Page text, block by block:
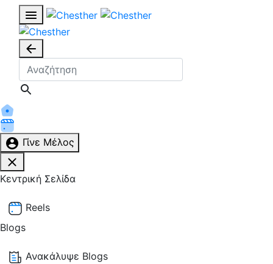
Γίνε Μέλος
Κεντρική Σελίδα
Reels
Blogs
Ανακάλυψε Blogs